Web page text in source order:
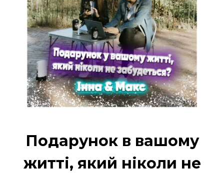
Подарунок в вашому
житті, який ніколи не